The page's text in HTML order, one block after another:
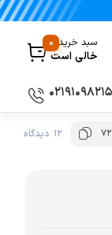
سبد خرید
خالی است
0
۰۲۱۹۱۰۹۸۲۱۵
12 دیدگاه